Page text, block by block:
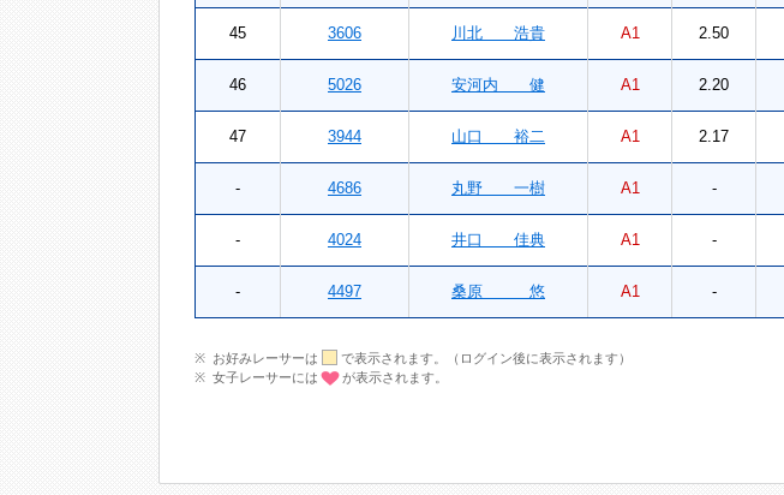
45 3606 川北 浩貴 A1 2.50
46 5026 安河内 健 A1 2.20
47 3944 山口 裕二 A1 2.17
- 4686 丸野 一樹 A1 -
- 4024 井口 佳典 A1 -
- 4497 桑原 悠 A1 -
お好みレーサーは
で表示されます。（ログイン後に表示されます）
女子レーサーには
が表示されます。